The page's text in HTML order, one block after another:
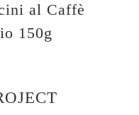
al Caffè
150g